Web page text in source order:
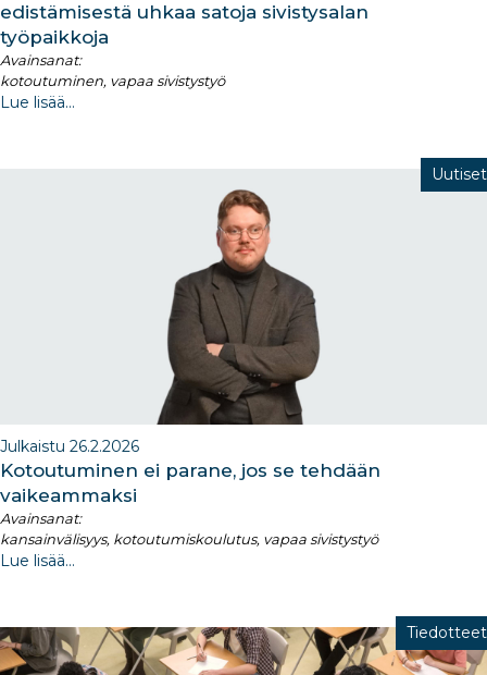
edistämisestä uhkaa satoja sivistysalan
työpaikkoja
Avainsanat:
kotoutuminen, vapaa sivistystyö
Lue lisää...
Uutiset
Julkaistu 26.2.2026
Kotoutuminen ei parane, jos se tehdään
vaikeammaksi
Avainsanat:
kansainvälisyys, kotoutumiskoulutus, vapaa sivistystyö
Lue lisää...
Tiedotteet